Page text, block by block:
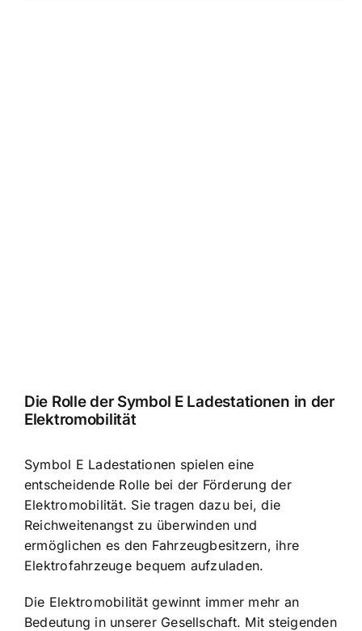
Die Rolle der Symbol E Ladestationen in der
Elektromobilität
Symbol E Ladestationen spielen eine
entscheidende Rolle bei der Förderung der
Elektromobilität. Sie tragen dazu bei, die
Reichweitenangst zu überwinden und
ermöglichen es den Fahrzeugbesitzern, ihre
Elektrofahrzeuge bequem aufzuladen.
Die Elektromobilität gewinnt immer mehr an
Bedeutung in unserer Gesellschaft. Mit steigenden